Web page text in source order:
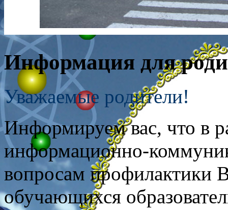
Информация для
Уважаемые родители!
Информируем вас, что в
информационно-
вопросам профилактики
обучающихся